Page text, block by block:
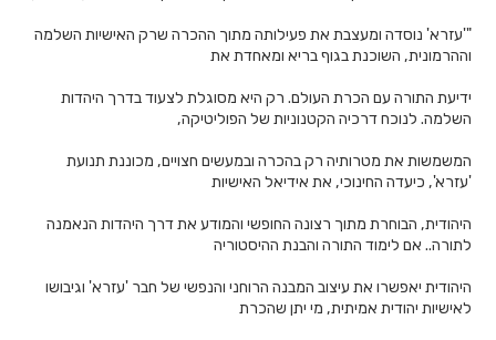
"'עזרא' נוסדה ומעצבת את פעילותה מתוך ההכרה שרק האישיות השלמה
וההרמונית, השוכנת בגוף בריא ומאחדת את
ידיעת התורה עם הכרת העולם. רק היא מסוגלת לצעוד בדרך היהדות
השלמה. לנוכח דרכיה הקטנוניות של הפוליטיקה,
המשמשות את מטרותיה רק בהכרה ובמעשים חצויים, מכוננת תנועת
'עזרא', כיעדה החינוכי, את אידיאל האישיות
היהודית, הבוחרת מתוך רצונה החופשי והמודע את דרך היהדות הנאמנה
לתורה.. אם לימוד התורה והבנת ההיסטוריה
היהודית יאפשרו את עיצוב המבנה הרוחני והנפשי של חבר 'עזרא' וגיבושו
לאישיות יהודית אמיתית, מי יתן שהכרת